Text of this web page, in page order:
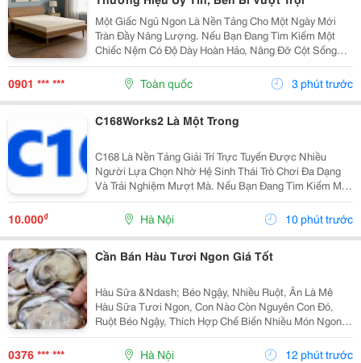
Một Giấc Ngủ Ngon Là Nền Tảng Cho Một Ngày Mới
Tràn Đầy Năng Lượng. Nếu Bạn Đang Tìm Kiếm Một
Chiếc Nệm Có Độ Dày Hoàn Hảo, Nâng Đỡ Cột Sống
Tối Ưu Và Có Độ Bền Lên Đến Hàng Chục Năm, Nệm
Cao Su 15Cm Chính Là &Ldquo;Tỷ Lệ Vàng&Rdquo;
Không Quá Mỏng...
0901 *** *** Toàn quốc 3 phút trước
C168Works2 Là Một Trong
C168 Là Nền Tảng Giải Trí Trực Tuyến Được Nhiều
Người Lựa Chọn Nhờ Hệ Sinh Thái Trò Chơi Đa Dạng
Và Trải Nghiệm Mượt Mà. Nếu Bạn Đang Tìm Kiếm Một
Sân Chơi Chất Lượng, Đây Là Cái Tên Đáng Để Khám
10.000₫ Hà Nội 10 phút trước
Cần Bán Hàu Tươi Ngon Giá Tốt
Hàu Sữa &Ndash; Béo Ngậy, Nhiều Ruột, Ăn Là Mê
Hàu Sữa Tươi Ngon, Con Nào Còn Nguyên Con Đó,
Ruột Béo Ngậy, Thích Hợp Chế Biến Nhiều Món Ngon
Cho Gia Đình, Quán Ăn Và Nhà Hàng. Hàu Sữa Loại 1:
**60K/Kg** Hàu Đại Dương: **80K/Kg &Ndash; 3-6...
0376 *** *** Hà Nội 12 phút trước